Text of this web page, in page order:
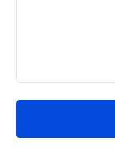
luận: